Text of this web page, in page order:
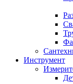
Инструмент